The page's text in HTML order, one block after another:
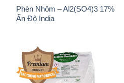
Phèn Nhôm – Al2(SO4)3 17%
Ấn Độ India